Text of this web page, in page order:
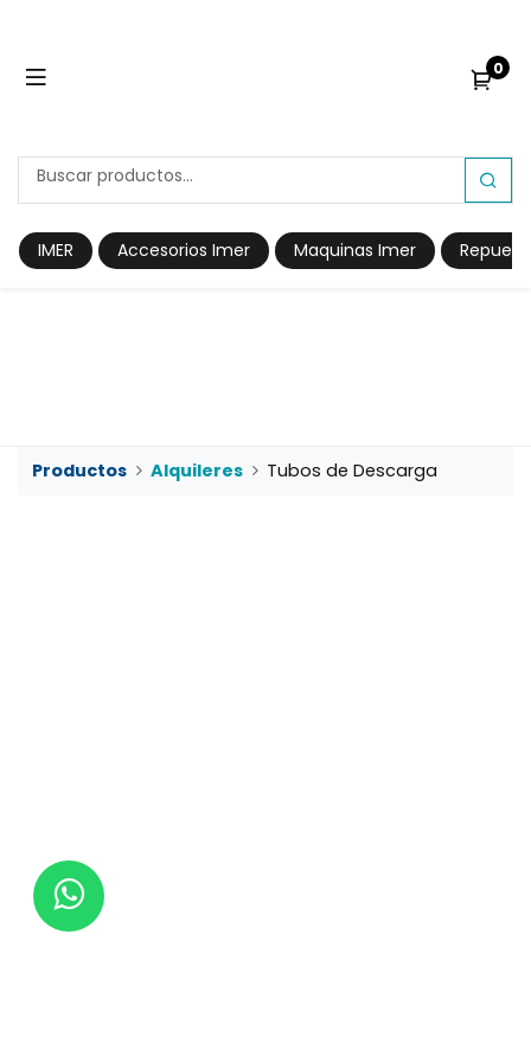
0
IMER Accesorios Imer Maquinas Imer
Prod​​uctos Alquileres Tubos de Descarga